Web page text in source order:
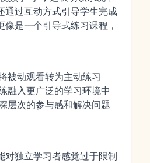
通过互动方式引导学生完成
是一个引导式练习课程，
被动观看转为主动练习
融入更广泛的学习环境中
层次的参与感和解决问题
对独立学习者感觉过于限制